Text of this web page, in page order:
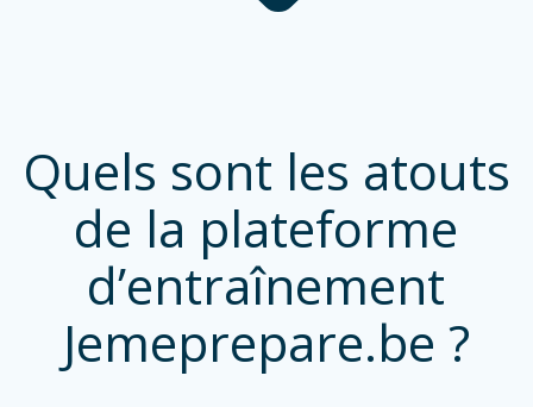
Quels sont les atouts
de la plateforme
d’entraînement
Jemeprepare.be ?